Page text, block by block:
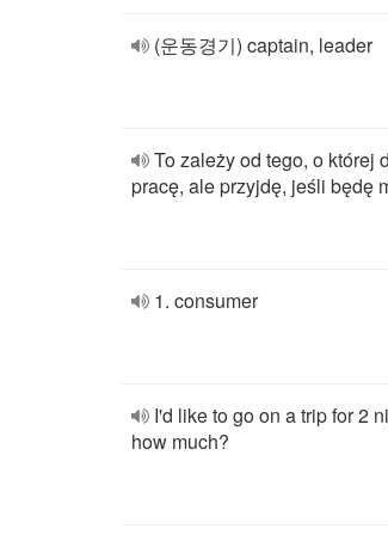
(운동경기) captain, leader
To zależy od tego, o której
pracę, ale przyjdę, jeśli będę
1. consumer
I'd like to go on a trip for 2
how much?